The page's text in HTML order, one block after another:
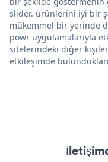
slider. ürünlerini iyi bir
mükemmel bir yerinde
powr uygulamalarıyla
sitelerindeki diğer
etkileşimde